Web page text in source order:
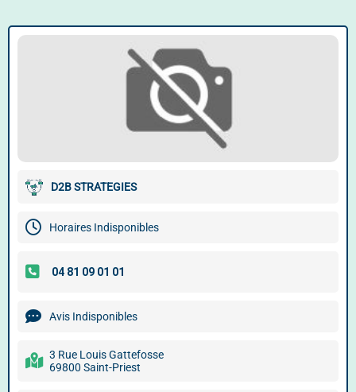
D2B STRATEGIES
Horaires Indisponibles
Avis Indisponibles
3 Rue Louis Gattefosse
69800 Saint-Priest